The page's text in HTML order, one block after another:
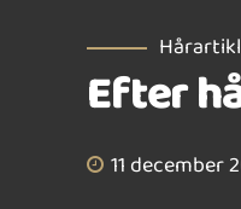
Efter
11 december